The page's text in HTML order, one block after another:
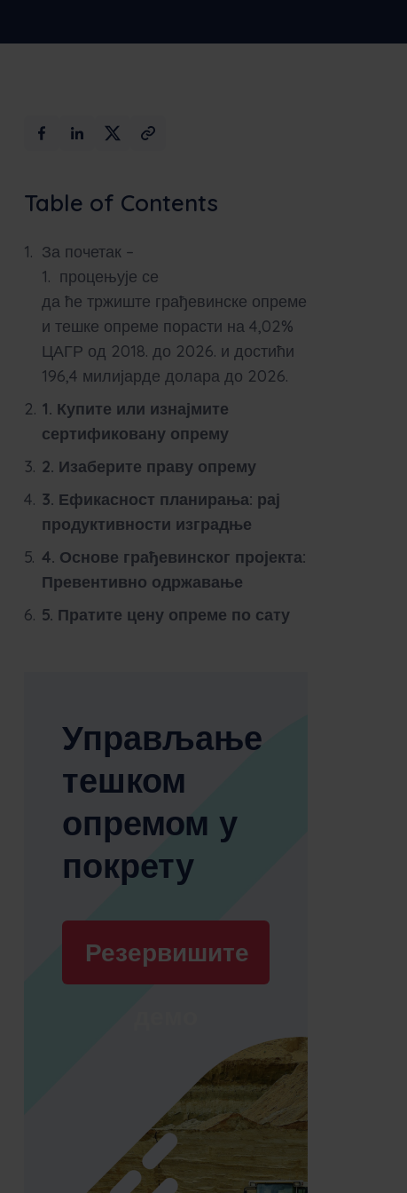
Table of Contents
За почетак –
процењује се
да ће тржиште грађевинске опреме
и тешке опреме порасти на 4,02%
ЦАГР од 2018. до 2026. и достићи
196,4 милијарде долара до 2026.
1. Купите или изнајмите
сертификовану опрему
2. Изаберите праву опрему
3. Ефикасност планирања: рај
продуктивности изградње
4. Основе грађевинског пројекта:
Превентивно одржавање
5. Пратите цену опреме по сату
Управљање
тешком
опремом у
покрету
Резервишите